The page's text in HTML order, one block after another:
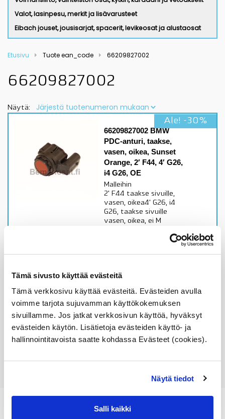
Tämä sivusto käyttää evästeitä
Tämä verkkosivu käyttää evästeitä. Evästeiden avulla
voimme tarjota sujuvamman käyttökokemuksen
sivuillamme. Jos jatkat verkkosivun käyttöä, hyväksyt
evästeiden käytön. Lisätietoja evästeiden käyttö- ja
hallinnointitavoista saatte kohdassa Evästeet (cookies).
Näytä tiedot
Salli kaikki
Valot, lasinpesu, merkit ja lisävarusteet
Eibach jouset, jousisarjat, spacerit, levikeosat ja alustaosat
Etusivu Tuote ean_code 66209827002
66209827002
Näytä:
Ale! -30%
66209827002 BMW
PDC-anturi, taakse,
vasen, oikea, Sunset
Orange, 2′ F44, 4′ G26,
i4 G26, OE
Malleihin
2' F44 taakse sivuille,
vasen, oikea4' G26, i4
G26, taakse sivuille
vasen, oikea, ei M
toimitusaika 1-3pv
171,91
Lisää ostoskoriin